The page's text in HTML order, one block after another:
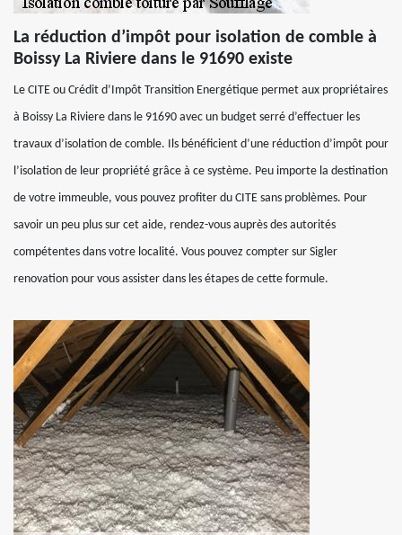
La réduction d’impôt pour isolation de comble à
Boissy La Riviere dans le 91690 existe
Le CITE ou Crédit d’Impôt Transition Energétique permet aux propriétaires
à Boissy La Riviere dans le 91690 avec un budget serré d’effectuer les
travaux d’isolation de comble. Ils bénéficient d’une réduction d’impôt pour
l’isolation de leur propriété grâce à ce système. Peu importe la destination
de votre immeuble, vous pouvez profiter du CITE sans problèmes. Pour
savoir un peu plus sur cet aide, rendez-vous auprès des autorités
compétentes dans votre localité. Vous pouvez compter sur Sigler
renovation pour vous assister dans les étapes de cette formule.